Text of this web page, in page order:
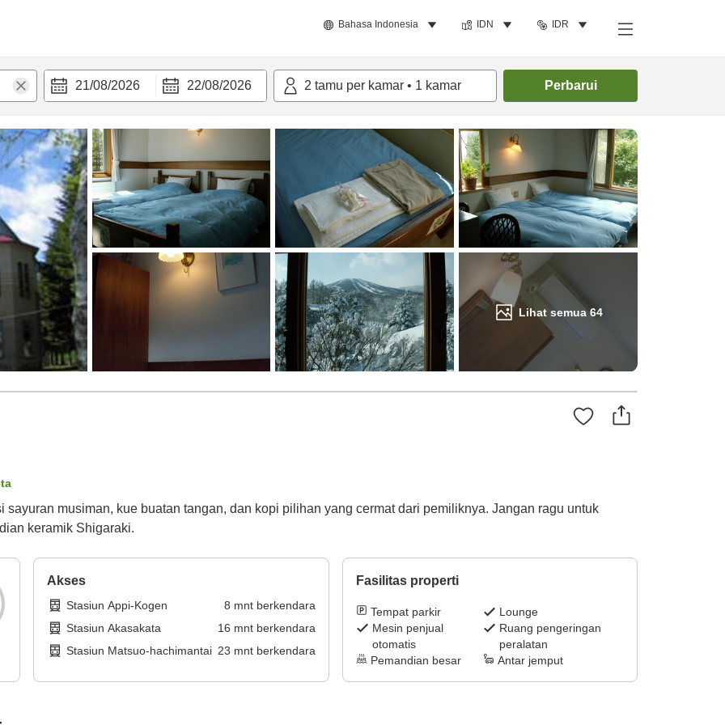
Bahasa Indonesia IDN IDR
21/08/2026 22/08/2026 2 tamu per kamar • 1 kamar Perbarui
Lihat semua64
Cari kamar
musiman, kue buatan tangan, dan kopi pilihan yang cermat dari pemiliknya. Jangan ragu untuk
keramik Shigaraki.
Akses
Stasiun Appi-Kogen 8 mnt berkendara
Stasiun Akasakata
16 mnt berkendara
Stasiun Matsuo-hachimantai 23 mnt berkendara
Fasilitas properti
Tempat parkir
Lounge
Mesin penjual
otomatis
Ruang pengeringan
peralatan
Pemandian besar
Antar jemput